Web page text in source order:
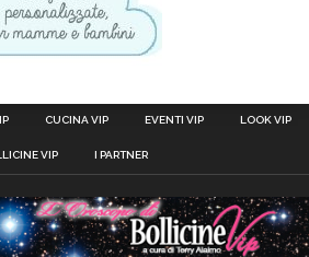
CUCINA VIP EVENTI VIP LOOK VIP
VIP I PARTNER